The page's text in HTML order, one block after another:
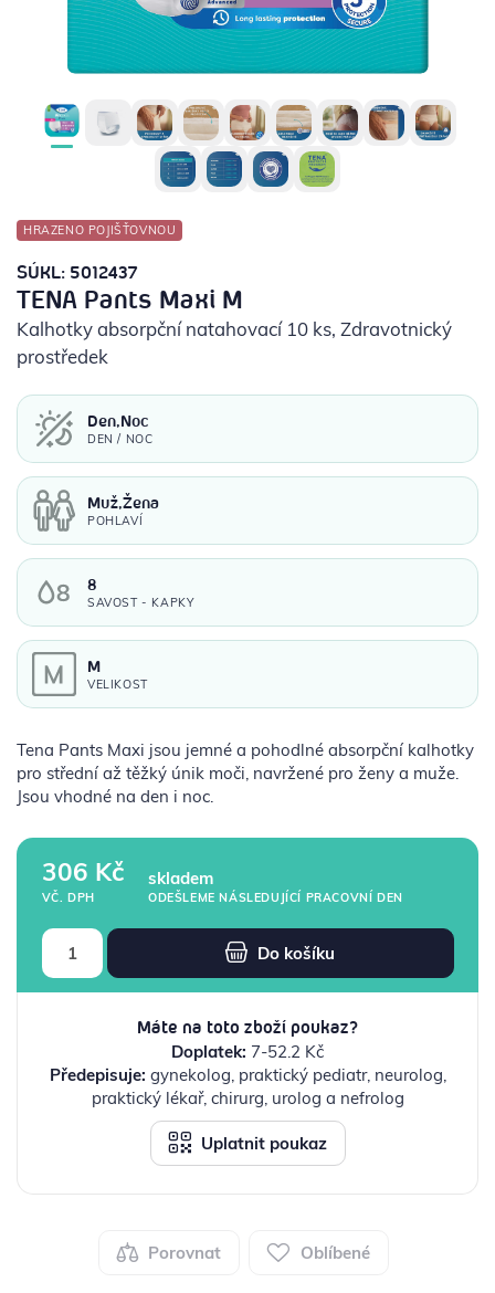
POTŘEBY PRO DIABETIKY
STOMICKÉ POMŮCKY
PŘÍSTROJE
OCHRANNÉ POMŮCKY
HRAZENO POJIŠŤOVNOU
SÚKL: 5012437
TENA Pants Maxi M
Kalhotky absorpční natahovací 10 ks, Zdravotnický
prostředek
Den,Noc
DEN / NOC
Muž,Žena
POHLAVÍ
8
SAVOST - KAPKY
M
VELIKOST
Tena Pants Maxi jsou jemné a pohodlné absorpční kalhotky
pro střední až těžký únik moči, navržené pro ženy a muže.
Jsou vhodné na den i noc.
306 Kč
VČ. DPH
skladem
ODEŠLEME NÁSLEDUJÍCÍ PRACOVNÍ DEN
Do košíku
Máte na toto zboží poukaz?
Doplatek: 7-52.2 Kč
Předepisuje: gynekolog, praktický pediatr, neurolog,
praktický lékař, chirurg, urolog a nefrolog
Uplatnit poukaz
Porovnat Oblíbené